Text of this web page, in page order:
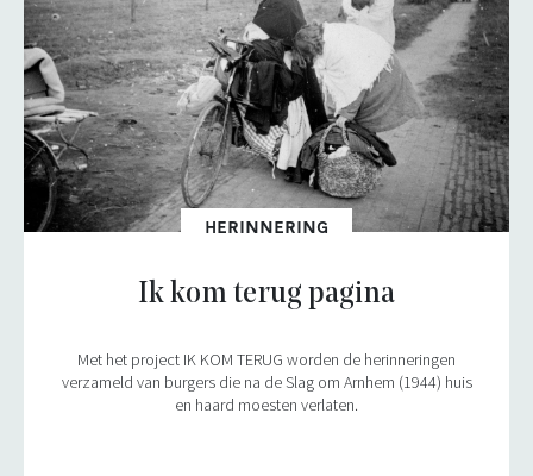
HERINNERING
Ik kom terug pagina
Met het project IK KOM TERUG worden de herinneringen
verzameld van burgers die na de Slag om Arnhem (1944) huis
en haard moesten verlaten.